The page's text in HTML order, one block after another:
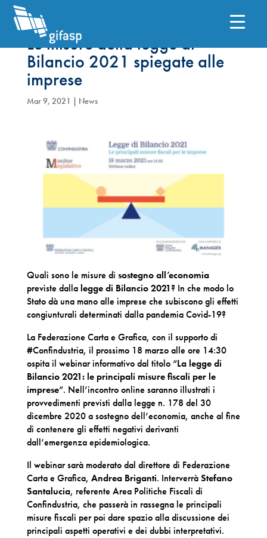
Le misure della legge di
Bilancio 2021 spiegate alle
imprese
Mar 9, 2021 | News
Quali sono le misure di sostegno all’economia
previste dalla legge di Bilancio 2021? In che modo lo
Stato dà una mano alle imprese che subiscono gli effetti
congiunturali determinati dalla pandemia Covid-19?
La Federazione Carta e Grafica, con il supporto di
#Confindustria, il prossimo 18 marzo alle ore 14:30
ospita il webinar informativo dal titolo “La legge di
Bilancio 2021: le principali misure fiscali per le
imprese”. Nell’incontro online saranno illustrati i
provvedimenti previsti dalla legge n. 178 del 30
dicembre 2020 a sostegno dell’economia, anche al fine
di contenere gli effetti negativi derivanti
dall’emergenza epidemiologica.
Il webinar sarà moderato dal direttore di Federazione
Carta e Grafica, Andrea Briganti. InterverràStefano
Santalucia, referente Area Politiche Fiscali di
Confindustria, che passerà in rassegna le principali
misure fiscali per poi dare spazio alla discussione dei
principali aspetti operativi e dei dubbi interpretativi.